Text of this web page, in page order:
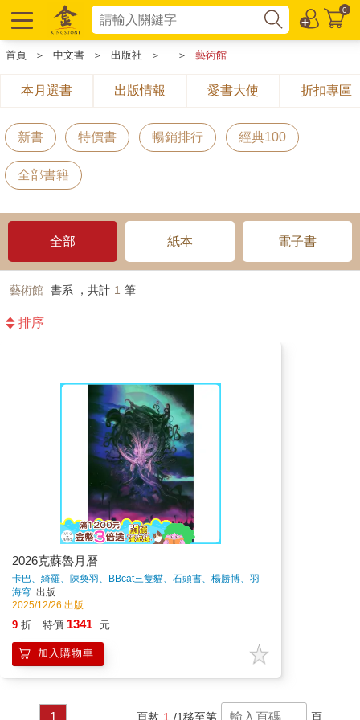
0
首頁 ＞ 中文書 ＞ 出版社 ＞ ＞ 藝術館
本月選書 出版情報 愛書大使 折扣專區
新書 特價書 暢銷排行 經典100
全部書籍
全部 紙本 電子書
藝術館 書系 ，共計 1 筆
排序
2026克蘇魯月曆
卡巴、綺羅、陳奐羽、BBcat三隻貓、石頭書、楊勝博、羽
澄、大獵蜥、靜川、幾希、aaaaa、Nick Eldritch
海穹 出版
2025/12/26 出版
9 折 特價 1341 元
加入購物車
1 頁數 1 /1移至第 頁